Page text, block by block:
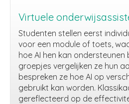
Virtuele
Studenten stellen eerst
voor een module of toets,
hoe AI hen kan ondersteunen
groepjes vergelijken ze hun
bespreken ze hoe AI op
gebruikt kan worden.
gereflecteerd op de